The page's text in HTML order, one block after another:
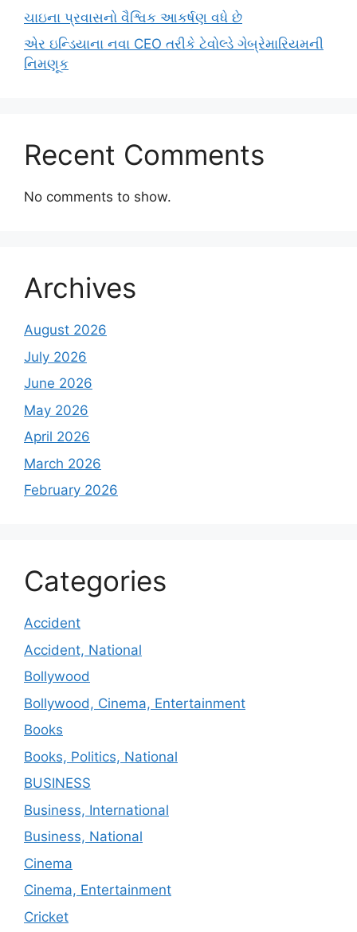
ચાઇના પ્રવાસનો વૈશ્વિક આકર્ષણ વધે છે
એર ઇન્ડિયાના નવા CEO તરીકે ટેવોલ્ડે ગેબ્રેમારિયમની
નિમણૂક
Recent Comments
No comments to show.
Archives
August 2026
July 2026
June 2026
May 2026
April 2026
March 2026
February 2026
Categories
Accident
Accident, National
Bollywood
Bollywood, Cinema, Entertainment
Books
Books, Politics, National
BUSINESS
Business, International
Business, National
Cinema
Cinema, Entertainment
Cricket